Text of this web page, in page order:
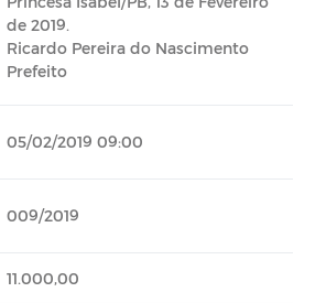
de 2019.
Ricardo Pereira do Nascimento
Prefeito
05/02/2019 09:00
009/2019
11.000,00